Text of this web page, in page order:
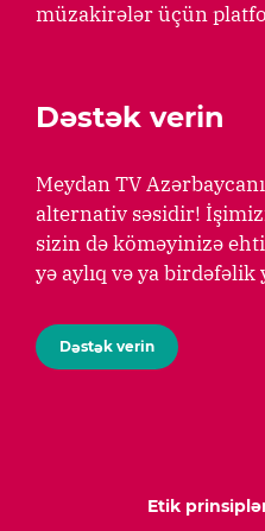
müzakirələr üçün
Dəstək verin
Meydan TV
alternativ səsidir!
sizin də köməyinizə
yə aylıq və ya
Dəstək verin
Etik